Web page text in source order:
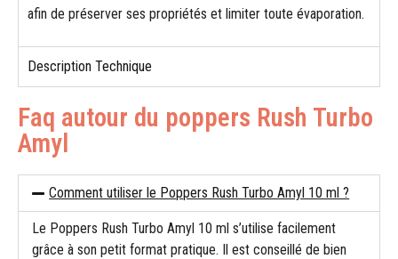
afin de préserver ses propriétés et limiter toute évaporation.
Description Technique
Faq autour du poppers Rush Turbo
Amyl
Comment utiliser le Poppers Rush Turbo Amyl 10 ml ?
Le Poppers Rush Turbo Amyl 10 ml s’utilise facilement
grâce à son petit format pratique. Il est conseillé de bien